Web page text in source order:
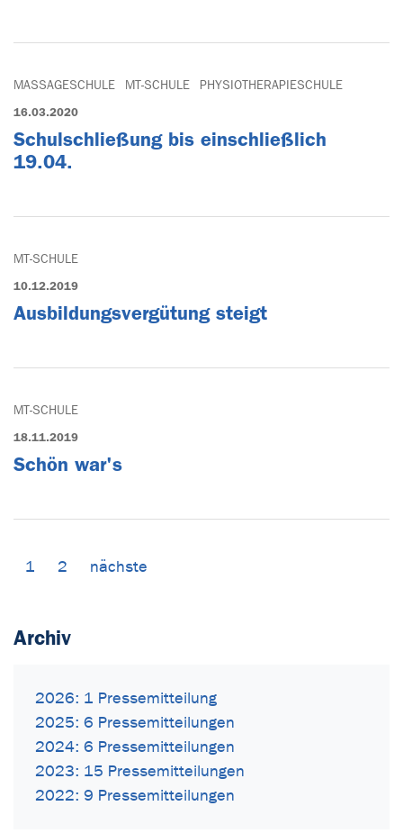
MASSAGESCHULE MT-SCHULE PHYSIOTHERAPIESCHULE
16.03.2020
Schulschließung bis einschließlich
19.04.
MT-SCHULE
10.12.2019
Ausbildungsvergütung steigt
MT-SCHULE
18.11.2019
Schön war's
1 2 nächste
Archiv
2026: 1 Pressemitteilung
2025: 6 Pressemitteilungen
2024: 6 Pressemitteilungen
2023: 15 Pressemitteilungen
2022: 9 Pressemitteilungen